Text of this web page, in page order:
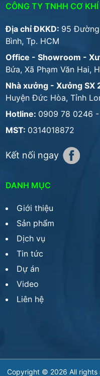
CÔNG TY TNHH CƠ
Địa chỉ ĐKKD: 95 Đường
Bình, Tp. HCM
Office - Showroom -
Bứa, Xã Phạm Văn Hai,
Nhà xưởng - Xưởng SX
Huyện Đức Hòa, Tỉnh
Hotline: 0909 78 0246
MST: 0314018872
Kết nối ngay
DANH MỤC
Giới thiệu
Sản phẩm
Dịch vụ
Tin tức
Dự án
Video
Liên hệ
Copyright © 2026 All rights